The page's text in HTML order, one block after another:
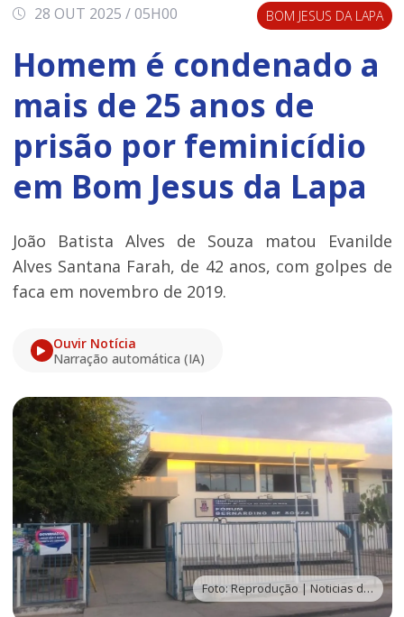
28 OUT 2025 / 05H00 BOM JESUS DA LAPA
Homem é condenado a
mais de 25 anos de
prisão por feminicídio
em Bom Jesus da Lapa
João Batista Alves de Souza matou Evanilde
Alves Santana Farah, de 42 anos, com golpes de
faca em novembro de 2019.
Ouvir Notícia
Narração automática (IA)
Foto: Reprodução | Noticias da Lapa